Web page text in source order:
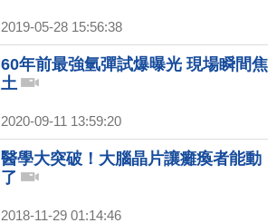
2019-05-28 15:56:38
60年前最強氫彈試爆曝光 現場瞬間焦
土
2020-09-11 13:59:20
醫學大突破！大腦晶片讓癱瘓者能動
了
2018-11-29 01:14:46